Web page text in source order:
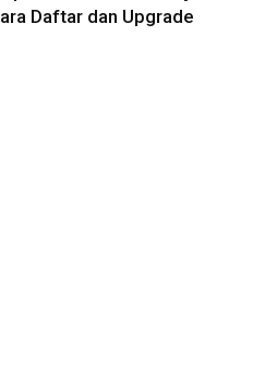
Daftar dan Upgrade